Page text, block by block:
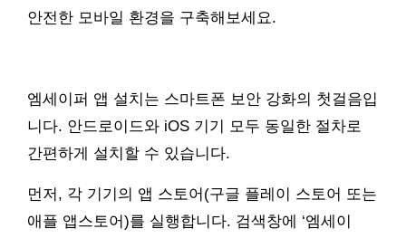
안전한 모바일 환경을 구축해보세요.
엠세이퍼 앱 설치는 스마트폰 보안 강화의 첫걸음입
니다. 안드로이드와 iOS 기기 모두 동일한 절차로
간편하게 설치할 수 있습니다.
먼저, 각 기기의 앱 스토어(구글 플레이 스토어 또는
애플 앱스토어)를 실행합니다. 검색창에 ‘엠세이